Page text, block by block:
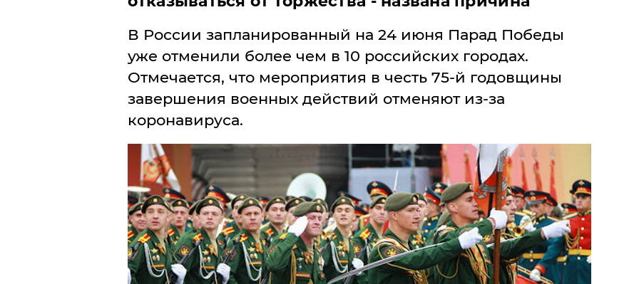
В России запланированный на 24 июня Парад Победы
уже отменили более чем в 10 российских городах.
Отмечается, что мероприятия в честь 75-й годовщины
завершения военных действий отменяют из-за
коронавируса.